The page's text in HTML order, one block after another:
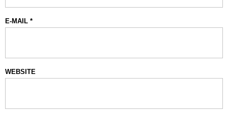
E-MAIL *
WEBSITE